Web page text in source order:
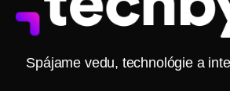
Spájame vedu, technológie a